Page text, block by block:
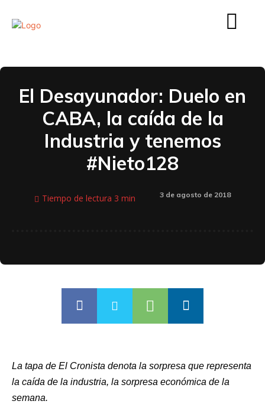
El Desayunador: Duelo en
CABA, la caída de la
Industria y tenemos
#Nieto128
Tiempo de lectura 3 min 3 de agosto de 2018
La tapa de El Cronista denota la sorpresa que representa
la caída de la industria, la sorpresa económica de la
semana.